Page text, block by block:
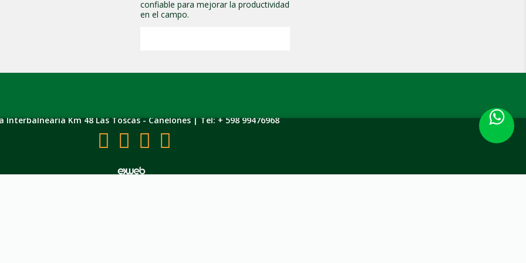
confiable para mejorar la productividad
en el campo.
Interbalnearia Km 48 Las Toscas - Canelones | Tel: + 598 99476968